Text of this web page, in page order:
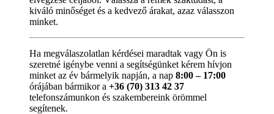
kiváló minőséget és a kedvező árakat, azaz válasszon
minket.
Ha megválaszolatlan kérdései maradtak vagy Ön is
szeretné igénybe venni a segítségünket kérem hívjon
minket az év bármelyik napján, a nap 8:00 – 17:00
órájában bármikor a +36 (70) 313 42 37
telefonszámunkon és szakembereink örömmel
segítenek.